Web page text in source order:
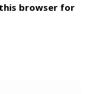
this browser for